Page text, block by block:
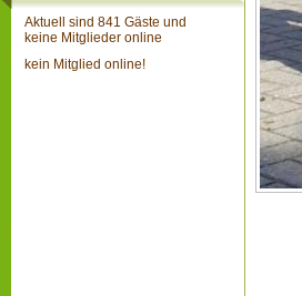
Aktuell sind 841 Gäste und
keine Mitglieder online
kein Mitglied online!